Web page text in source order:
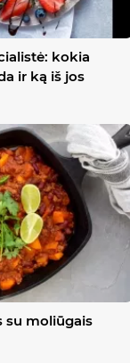
kokia
ir ką iš jos
su moliūgais